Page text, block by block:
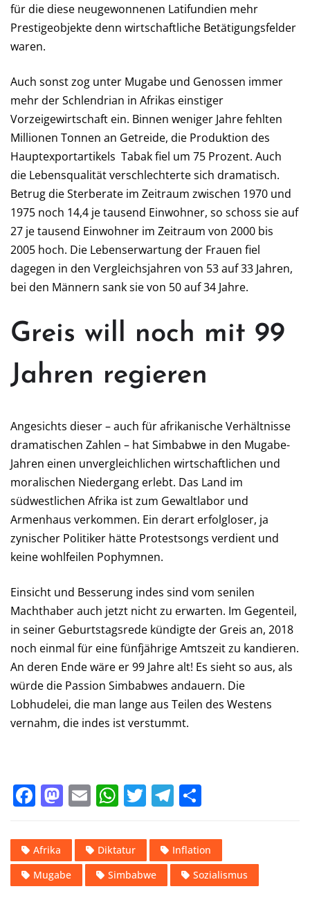
für die diese neugewonnenen Latifundien mehr
Prestigeobjekte denn wirtschaftliche Betätigungsfelder
waren.
Auch sonst zog unter Mugabe und Genossen immer
mehr der Schlendrian in Afrikas einstiger
Vorzeigewirtschaft ein. Binnen weniger Jahre fehlten
Millionen Tonnen an Getreide, die Produktion des
Hauptexportartikels Tabak fiel um 75 Prozent. Auch
die Lebensqualität verschlechterte sich dramatisch.
Betrug die Sterberate im Zeitraum zwischen 1970 und
1975 noch 14,4 je tausend Einwohner, so schoss sie auf
27 je tausend Einwohner im Zeitraum von 2000 bis
2005 hoch. Die Lebenserwartung der Frauen fiel
dagegen in den Vergleichsjahren von 53 auf 33 Jahren,
bei den Männern sank sie von 50 auf 34 Jahre.
Greis will noch mit 99
Jahren regieren
Angesichts dieser – auch für afrikanische Verhältnisse
dramatischen Zahlen – hat Simbabwe in den Mugabe-
Jahren einen unvergleichlichen wirtschaftlichen und
moralischen Niedergang erlebt. Das Land im
südwestlichen Afrika ist zum Gewaltlabor und
Armenhaus verkommen. Ein derart erfolgloser, ja
zynischer Politiker hätte Protestsongs verdient und
keine wohlfeilen Pophymnen.
Einsicht und Besserung indes sind vom senilen
Machthaber auch jetzt nicht zu erwarten. Im Gegenteil,
in seiner Geburtstagsrede kündigte der Greis an, 2018
noch einmal für eine fünfjährige Amtszeit zu kandieren.
An deren Ende wäre er 99 Jahre alt! Es sieht so aus, als
würde die Passion Simbabwes andauern. Die
Lobhudelei, die man lange aus Teilen des Westens
vernahm, die indes ist verstummt.
F
c
e
b
M
st
o
d
E
ai
l
W
at
s
A
T
it
te
r
T
e
gr
a
le
n
Afrika Diktatur
Inflation
Mugabe
Simbabwe Sozialismus